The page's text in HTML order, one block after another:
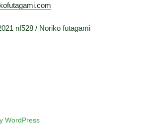
nf528 / Noriko futagami
WordPress